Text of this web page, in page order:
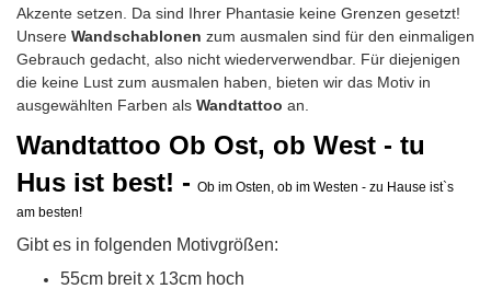
Akzente setzen. Da sind Ihrer Phantasie keine Grenzen gesetzt!
Unsere Wandschablonen zum ausmalen sind für den einmaligen
Gebrauch gedacht, also nicht wiederverwendbar. Für diejenigen
die keine Lust zum ausmalen haben, bieten wir das Motiv in
ausgewählten Farben als Wandtattoo an.
Wandtattoo Ob Ost, ob West - tu
Hus ist best! - Ob im Osten, ob im Westen - zu Hause ist`s
am besten!
Gibt es in folgenden Motivgrößen:
55cm breit x 13cm hoch